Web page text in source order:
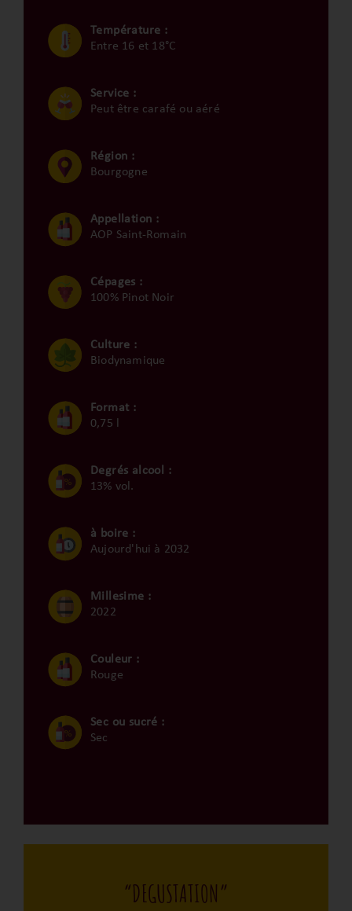
Température :
Entre 16 et 18°C
Service :
Peut être carafé ou aéré
Région :
Bourgogne
Appellation :
AOP Saint-Romain
Cépages :
100% Pinot Noir
Culture :
Biodynamique
Format :
0,75 l
Degrés alcool :
13% vol.
à boire :
Aujourd'hui à 2032
Millesime :
2022
Couleur :
Rouge
Sec ou sucré :
Sec
“DEGUSTATION”